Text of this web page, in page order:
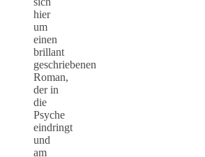
hier
um
einen
brillant
geschriebenen
Roman,
der in
die
Psyche
eindringt
und
am